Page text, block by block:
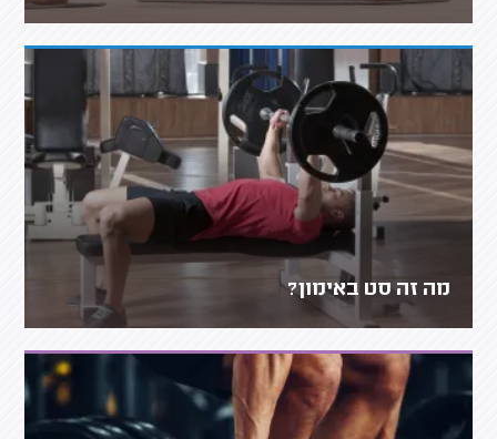
מה זה סט באימון?